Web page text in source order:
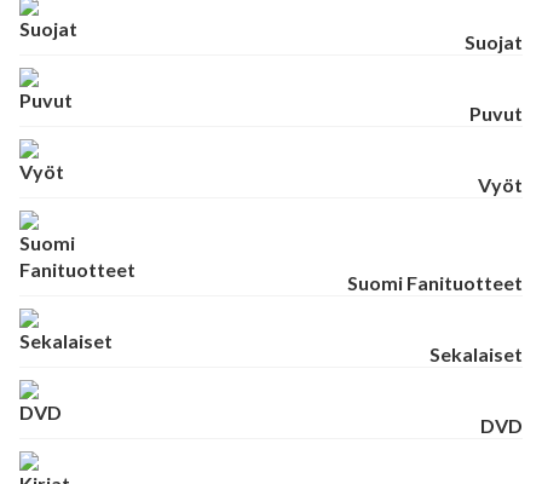
Suojat
Puvut
Vyöt
Suomi Fanituotteet
Sekalaiset
DVD